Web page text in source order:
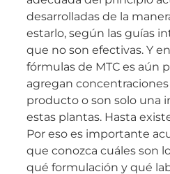
desarrolladas de la
estarlo, según las guías
que no son efectivas. Y
fórmulas de MTC es aún
agregan
producto o son solo una
estas plantas. Hasta
Por eso es importante
que conozca cuáles son
qué formulación y qué